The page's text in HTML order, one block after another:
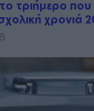
τριήμερο που
χρονιά